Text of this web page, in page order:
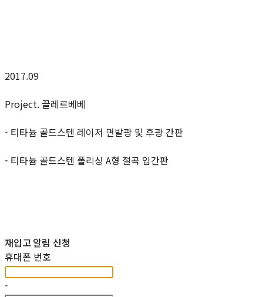
2017.09
Project. 끌레르베베
- 티타늄 골드스텐 레이저 면발광 및 후광 간판
- 티타늄 골드스텐 폴리싱 A형 절곡 입간판
재입고 알림 신청
휴대폰 번호
-